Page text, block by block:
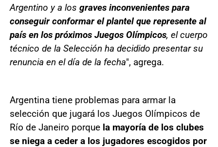
Argentino y a los graves inconvenientes para
conseguir conformar el plantel que represente al
país en los próximos Juegos Olímpicos, el cuerpo
técnico de la Selección ha decidido presentar su
renuncia en el día de la fecha", agrega.
Argentina tiene problemas para armar la
selección que jugará los Juegos Olímpicos de
Río de Janeiro porque la mayoría de los clubes
se niega a ceder a los jugadores escogidos por